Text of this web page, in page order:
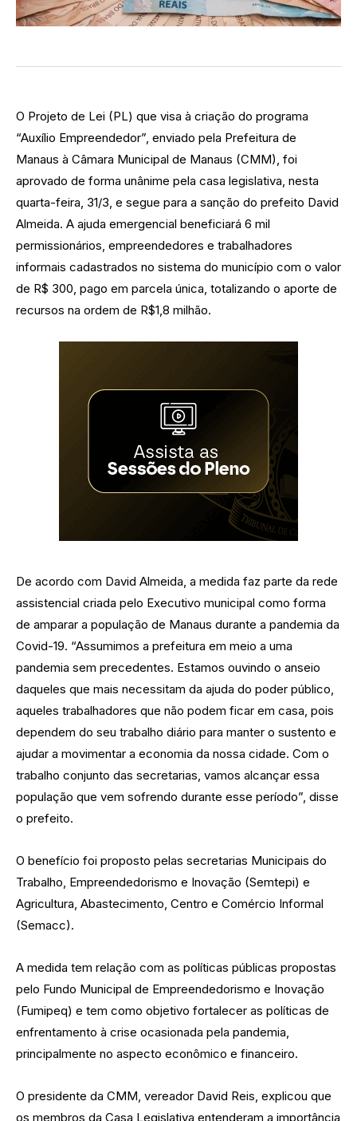
O Projeto de Lei (PL) que visa à criação do programa
“Auxílio Empreendedor”, enviado pela Prefeitura de
Manaus à Câmara Municipal de Manaus (CMM), foi
aprovado de forma unânime pela casa legislativa, nesta
quarta-feira, 31/3, e segue para a sanção do prefeito David
Almeida. A ajuda emergencial beneficiará 6 mil
permissionários, empreendedores e trabalhadores
informais cadastrados no sistema do município com o valor
de R$ 300, pago em parcela única, totalizando o aporte de
recursos na ordem de R$1,8 milhão.
De acordo com David Almeida, a medida faz parte da rede
assistencial criada pelo Executivo municipal como forma
de amparar a população de Manaus durante a pandemia da
Covid-19. “Assumimos a prefeitura em meio a uma
pandemia sem precedentes. Estamos ouvindo o anseio
daqueles que mais necessitam da ajuda do poder público,
aqueles trabalhadores que não podem ficar em casa, pois
dependem do seu trabalho diário para manter o sustento e
ajudar a movimentar a economia da nossa cidade. Com o
trabalho conjunto das secretarias, vamos alcançar essa
população que vem sofrendo durante esse período”, disse
o prefeito.
O benefício foi proposto pelas secretarias Municipais do
Trabalho, Empreendedorismo e Inovação (Semtepi) e
Agricultura, Abastecimento, Centro e Comércio Informal
(Semacc).
A medida tem relação com as políticas públicas propostas
pelo Fundo Municipal de Empreendedorismo e Inovação
(Fumipeq) e tem como objetivo fortalecer as políticas de
enfrentamento à crise ocasionada pela pandemia,
principalmente no aspecto econômico e financeiro.
O presidente da CMM, vereador David Reis, explicou que
os membros da Casa Legislativa entenderam a importância